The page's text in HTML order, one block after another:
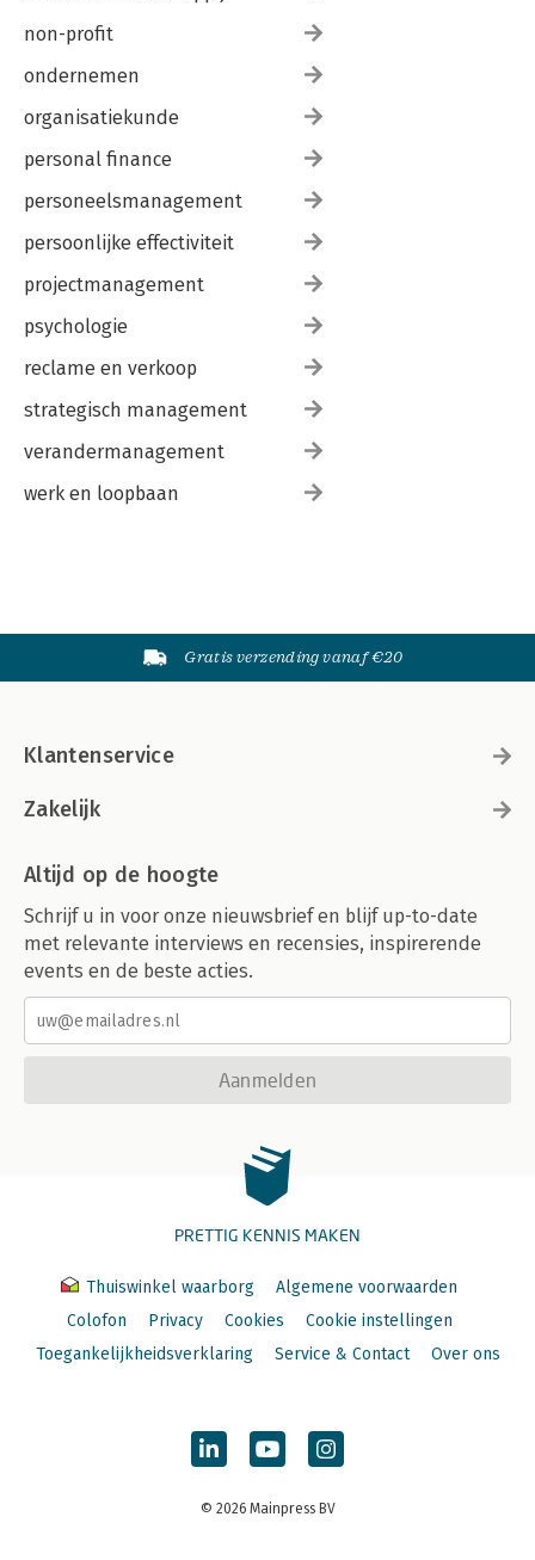
non-profit
ondernemen
organisatiekunde
personal finance
personeelsmanagement
persoonlijke effectiviteit
projectmanagement
psychologie
reclame en verkoop
strategisch management
verandermanagement
werk en loopbaan
Gratis verzending vanaf €20
Klantenservice
Zakelijk
Altijd op de hoogte
Schrijf u in voor onze nieuwsbrief en blijf up-to-date
met relevante interviews en recensies, inspirerende
events en de beste acties.
Aanmelden
PRETTIG KENNIS MAKEN
Thuiswinkel waarborg
Algemene voorwaarden
Colofon
Privacy Cookies
Cookie instellingen
Toegankelijkheidsverklaring
Service & Contact Over ons
© 2026 Mainpress BV